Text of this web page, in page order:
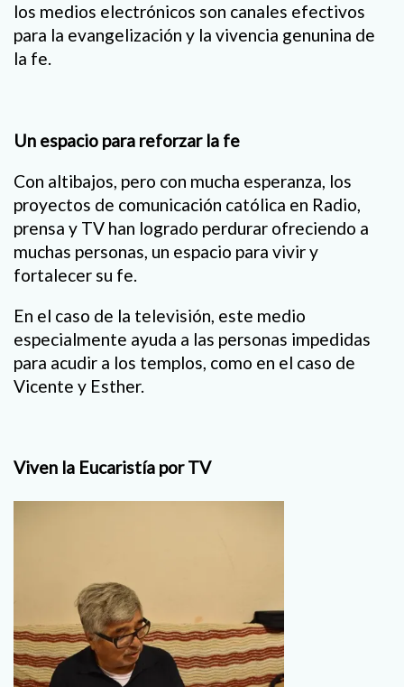
los medios electrónicos son canales efectivos
para la evangelización y la vivencia genunina de
la fe.
Un espacio para reforzar la fe
Con altibajos, pero con mucha esperanza, los
proyectos de comunicación católica en Radio,
prensa y TV han logrado perdurar ofreciendo a
muchas personas, un espacio para vivir y
fortalecer su fe.
En el caso de la televisión, este medio
especialmente ayuda a las personas impedidas
para acudir a los templos, como en el caso de
Vicente y Esther.
Viven la Eucaristía por TV